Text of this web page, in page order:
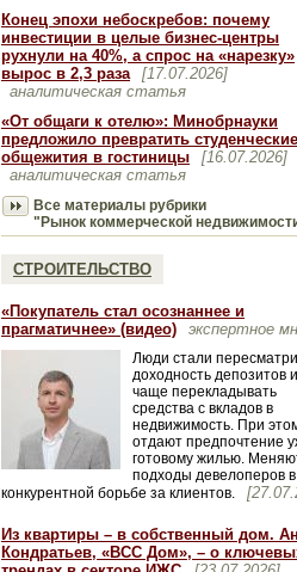
Конец эпохи небоскребов: почему
инвестиции в целые бизнес-центры
рухнули на 40%, а спрос на «нарезку»
вырос в 2,3 раза
[17.07.2026]
аналитическая статья
«От общаги к отелю»: Минобрнауки
предложило превратить студенческие
общежития в гостиницы
[16.07.2026]
аналитическая статья
Все материалы рубрики
"Рынок коммерческой
СТРОИТЕЛЬСТВО
«Покупатель стал осознаннее и
прагматичнее» (видео)
экспертное
Люди стали
доходность депозитов и
чаще перекладывать
средства с вкладов в
недвижимость. При
отдают предпочтение
готовому жилью.
подходы девелоперов в
конкурентной борьбе за клиентов.
Из квартиры – в собственный дом.
Кондратьев, «ВСС Дом», – о